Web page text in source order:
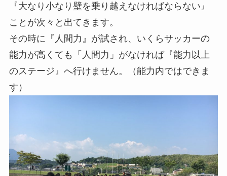
『大なり小なり壁を乗り越えなければならない』
ことが次々と出てきます。
その時に『人間力』が試され、いくらサッカーの
能力が高くても「人間力」がなければ『能力以上
のステージ』へ行けません。（能力内ではできま
す）